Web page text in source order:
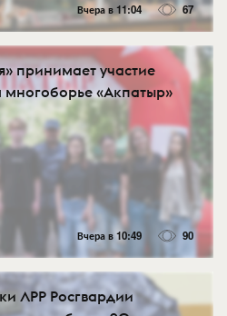
Вчера в 11:04 67
принимает участие
«Акпатыр»
Вчера в 10:49 90
ЛРР Росгвардии